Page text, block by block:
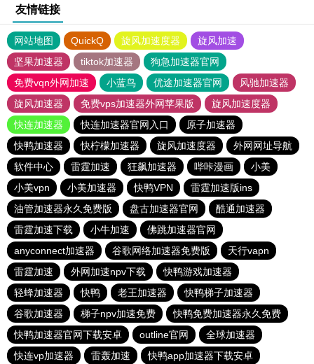
友情链接
网站地图 QuickQ 旋风加速度器
旋风加速
坚果加速器
tiktok加速器
狗急加速器官网
免费vqn外网加速
小蓝鸟 优途加速器官网
风驰加速器
旋风加速器
免费vps加速器外网苹果版
旋风加速度器
快连加速器
快连加速器官网入口
原子加速器
快鸭加速器
快柠檬加速器 旋风加速度器
外网网址导航
软件中心
雷霆加速 狂飙加速器 哔咔漫画
小美
小美vpn
小美加速器 快鸭VPN
雷霆加速版ins
油管加速器永久免费版
盘古加速器官网
酷通加速器
雷霆加速下载
小牛加速
佛跳加速器官网
anyconnect加速器
谷歌网络加速器免费版
天行vapn
雷霆加速
外网加速npv下载
快鸭游戏加速器
轻蜂加速器
快鸭 老王加速器
快鸭梯子加速器
谷歌加速器
梯子npv加速免费
快鸭免费加速器永久免费
快鸭加速器官网下载安卓
outline官网
全球加速器
快连vp加速器
雷轰加速 快鸭app加速器下载安卓